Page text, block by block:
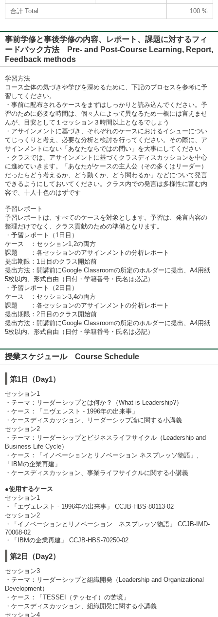
合計 Total 100 %
事前学修と事後学修の内容、レポート、課題に対するフィ
ードバック方法 Pre- and Post-Course Learning, Report,
Feedback methods
学習方法
コース全体の気づきや学びを深めるために、下記のプロセスを参考に予
習してください。
・事前に配布されるケースをまずはしっかりと読み込んでください。予
習のために必要な時間は、個々人によって異なるため一概には言えませ
んが、目安として１セッション３時間以上となるでしょう
・アサインメントに基づき、それぞれのケースにおけるイシューについ
てじっくりと考え、必要な分析と検討を行ってください。その際に、ア
サインメントにない「あなたならではの問い」を大事にしてください
・クラスでは、アサインメントに基づくクラスディスカッションを中心
に進めていきます。「あなたがケースの主人公（その多くはリーダー）
だったらどう考えるか、どう動くか、どう関わるか」などについて発言
できるようにしておいてください。クラス内での発言は多様性に富む内
容で、十人十色のはずです
予習レポート
予習レポートは、すべてのケースを対象とします。予習は、発言内容の
整理だけでなく、クラス貢献のための準備となります。
・予習レポート（1日目）
ケース ：セッション1,2の両方
課題 ：各セッションのアサインメントの分析レポート
提出期限：1日目のクラス開始前
提出方法：開講前にGoogle Classroomの所定のホルダーに提出、A4用紙
5枚以内、形式自由（日付・学籍番号・氏名は必記）
・予習レポート（2日目）
ケース ：セッション3,4の両方
課題 ：各セッションのアサインメントの分析レポート
提出期限：2日目のクラス開始前
提出方法：開講前にGoogle Classroomの所定のホルダーに提出、A4用紙
5枚以内、形式自由（日付・学籍番号・氏名は必記）
授業スケジュール Course Schedule
第1日（Day1）
セッション1
・テーマ：リーダーシップとは何か？（What is Leadership?）
・ケース：「エヴェレスト - 1996年の出来事」
・ケースディスカッション、リーダーシップ論に関する小講義
セッション2
・テーマ：リーダーシップとビジネスライフサイクル（Leadership and
Business Life Cycle）
・ケース：「イノベーションとリノベーション ネスプレッソ物語」,
「IBMの企業再建」
・ケースディスカッション、事業ライフサイクルに関する小講義
●使用するケース
セッション1
・「エヴェレスト - 1996年の出来事」 CCJB-HBS-80113-02
セッション2
・「イノベーションとリノベーション ネスプレッソ物語」 CCJB-IMD-
70068-02
・「IBMの企業再建」 CCJB-HBS-70250-02
第2日（Day2）
セッション3
・テーマ：リーダーシップと組織開発（Leadership and Organizational
Development）
・ケース：「TESSEI（テッセイ）の苦境」
・ケースディスカッション、組織開発に関する小講義
セッション4